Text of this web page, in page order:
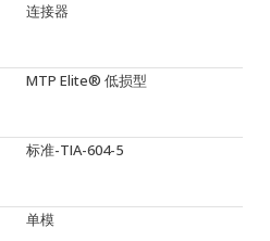
连接器
MTP Elite® 低损型
标准-TIA-604-5
单模